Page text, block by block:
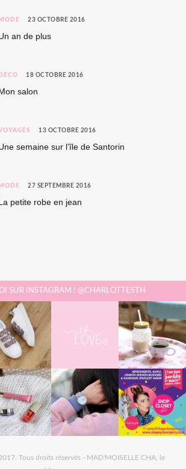
MODE 23 OCTOBRE 2016
an de plus
DÉCO 18 OCTOBRE 2016
salon
13 OCTOBRE 2016
semaine sur l’île de Santorin
MODE 27 SEPTEMBRE 2016
petite robe en jean
SUR INSTAGRAM ! @CHARLOTTESTH
Tous droits réservés - MAD'MOISELLE CHA, le